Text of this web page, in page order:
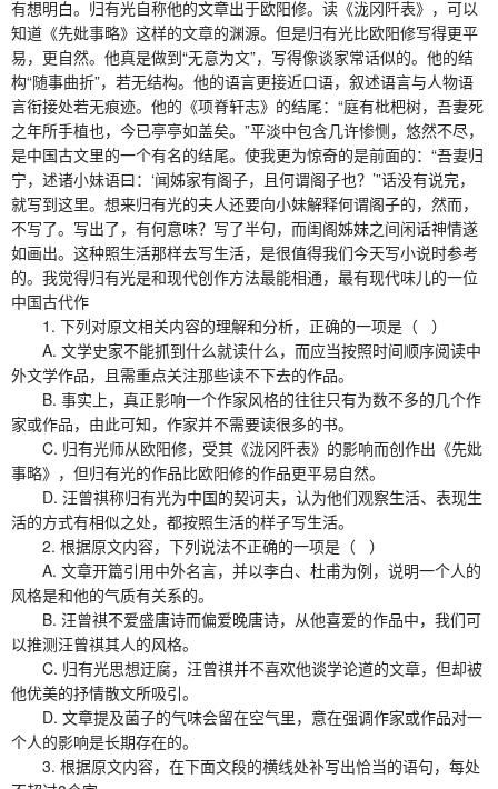
有想明白。归有光自称他的文章出于欧阳修。读《泷冈阡表》，可以
知道《先妣事略》这样的文章的渊源。但是归有光比欧阳修写得更平
易，更自然。他真是做到“无意为文”，写得像谈家常话似的。他的结
构“随事曲折”，若无结构。他的语言更接近口语，叙述语言与人物语
言衔接处若无痕迹。他的《项脊轩志》的结尾：“庭有枇杷树，吾妻死
之年所手植也，今已亭亭如盖矣。”平淡中包含几许惨恻，悠然不尽，
是中国古文里的一个有名的结尾。使我更为惊奇的是前面的：“吾妻归
宁，述诸小妹语曰：‘闻姊家有阁子，且何谓阁子也？’”话没有说完，
就写到这里。想来归有光的夫人还要向小妹解释何谓阁子的，然而，
不写了。写出了，有何意味？写了半句，而闺阁姊妹之间闲话神情遂
如画出。这种照生活那样去写生活，是很值得我们今天写小说时参考
的。我觉得归有光是和现代创作方法最能相通，最有现代味儿的一位
中国古代作
1. 下列对原文相关内容的理解和分析，正确的一项是（ ）
A. 文学史家不能抓到什么就读什么，而应当按照时间顺序阅读中
外文学作品，且需重点关注那些读不下去的作品。
B. 事实上，真正影响一个作家风格的往往只有为数不多的几个作
家或作品，由此可知，作家并不需要读很多的书。
C. 归有光师从欧阳修，受其《泷冈阡表》的影响而创作出《先妣
事略》，但归有光的作品比欧阳修的作品更平易自然。
D. 汪曾祺称归有光为中国的契诃夫，认为他们观察生活、表现生
活的方式有相似之处，都按照生活的样子写生活。
2. 根据原文内容，下列说法不正确的一项是（ ）
A. 文章开篇引用中外名言，并以李白、杜甫为例，说明一个人的
风格是和他的气质有关系的。
B. 汪曾祺不爱盛唐诗而偏爱晚唐诗，从他喜爱的作品中，我们可
以推测汪曾祺其人的风格。
C. 归有光思想迂腐，汪曾祺并不喜欢他谈学论道的文章，但却被
他优美的抒情散文所吸引。
D. 文章提及菌子的气味会留在空气里，意在强调作家或作品对一
个人的影响是长期存在的。
3. 根据原文内容，在下面文段的横线处补写出恰当的语句，每处